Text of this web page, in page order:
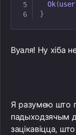
Ok(user
}
Вуаля! Ну хіба
Я разумею што
падыходзячым
зацікавіцца,